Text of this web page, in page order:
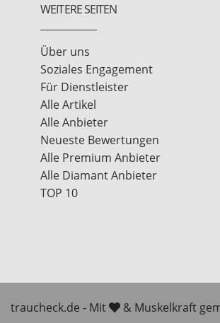
WEITERE SEITEN
Über uns
Soziales Engagement
Für Dienstleister
Alle Artikel
Alle Anbieter
Neueste Bewertungen
Alle Premium Anbieter
Alle Diamant Anbieter
TOP 10
traucheck.de - Mit & Muskelkraft